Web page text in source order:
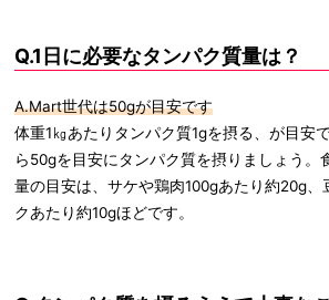
Q.1日に必要なタンパク質量は？
A.Mart世代は50gが目安です
体重1㎏あたりタンパク質1gを摂る、が目安
ら50gを目安にタンパク質を摂りましょう。
量の目安は、サケや鶏肉100gあたり約20g、
クあたり約10gほどです。